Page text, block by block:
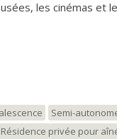
les cinémas et
cet écrin
tranquillité ! Ambiance Île
d'habitation
Semi-
Résidence privée pour